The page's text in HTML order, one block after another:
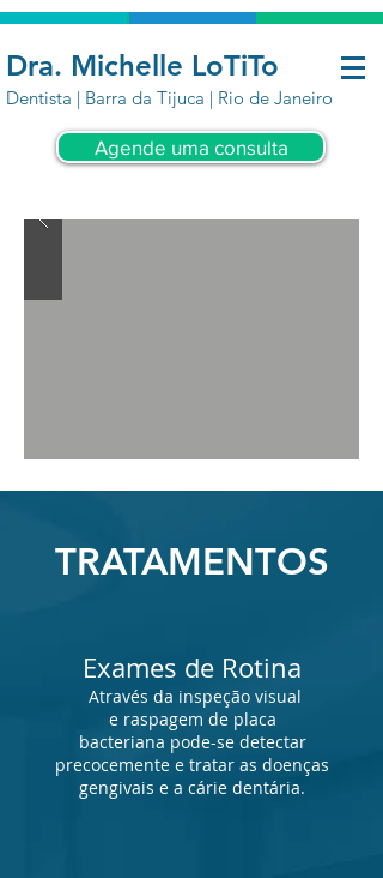
Dra. Michelle LoTiTo
Dentista | Barra da Tijuca | Rio de Janeiro
Agende uma consulta
TRATAMENTOS
Exames de Rotina
Através da inspeção visual
e raspagem de placa
bacteriana pode-se detectar
precocemente e tratar as doenças
gengivais e a cárie dentária.